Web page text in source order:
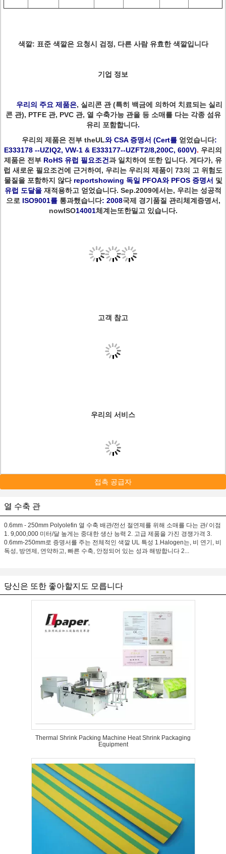
색깔: 표준 색깔은 요청시 검정, 다른 사람 유효한 색깔입니다
기업 정보
우리의 주요 제품은, 실리콘 관 (특히 백금에 의하여 치료되는 실리
콘 관), PTFE 관, PVC 관, 열 수축가능 관을 등 소매를 다는 각종 섬유
유리 포함합니다.
우리의 제품은 전부 theUL와 CSA 증명서 (Cert를 얻었습니다:
E333178 --UZIQ2, VW-1 & E333177--UZFT2/8,200C, 600V). 우리의
제품은 전부 RoHS 유럽 필요조건과 일치하여 또한 입니다. 게다가, 유
럽 새로운 필요조건에 근거하여, 우리는 우리의 제품이 73의 고 위험도
물질을 포함하지 않다 reportshowing 독일 PFOA와 PFOS 증명서 및
유럽 도달을 재적용하고 얻었습니다. Sep.2009에서는, 우리는 성공적
으로 ISO9001를 통과했습니다: 2008국제 경기품질 관리체계증명서,
nowISO14001체계는또한밀고 있습니다.
고객 참고
우리의 서비스
접촉 공급자
열 수축 관
0.6mm - 250mm Polyolefin 열 수축 배관/전선 절연제를 위해 소매를 다는 관/ 이점
1. 9,000,000 미터/달 높게는 중대한 생산 능력 2. 고급 제품을 가진 경쟁가격 3.
0.6mm-250mm로 증명서를 주는 전체적인 색깔 UL 특성 1.Halogen는, 비 연기, 비
독성, 방연제, 연약하고, 빠른 수축, 안정되어 있는 성과 해방합니다 2...
당신은 또한 좋아할지도 모릅니다
Thermal Shrink Packing Machine Heat Shrink Packaging
Equipment